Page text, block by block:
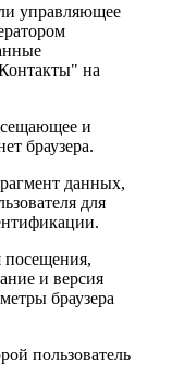
управляющее
на
и
браузера.
данных,
для
посещения,
и версия
браузера
пользователь